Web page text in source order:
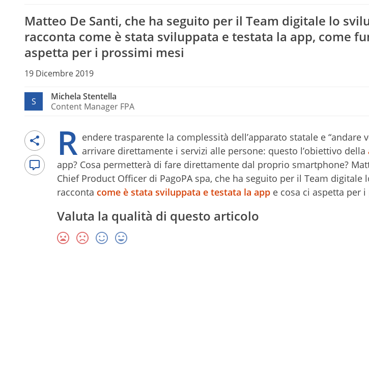
Matteo De Santi, che ha seguito per il Team digitale lo
racconta come è stata sviluppata e testata la app, come
aspetta per i prossimi mesi
19 Dicembre 2019
S
Michela Stentella
Content Manager FPA
R endere trasparente la complessità dell’apparato statale e “andare
arrivare direttamente i servizi alle persone: questo l’obiettivo della
app? Cosa permetterà di fare direttamente dal proprio smartphone?
Chief Product Officer di PagoPA spa, che ha seguito per il Team digitale
racconta come è stata sviluppata e testata la app e cosa ci aspetta per
Valuta la qualità di questo articolo